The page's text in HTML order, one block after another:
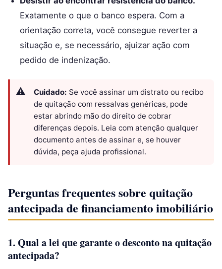
Exatamente o que o banco espera. Com a
orientação correta, você consegue reverter a
situação e, se necessário, ajuizar ação com
pedido de indenização.
Cuidado: Se você assinar um distrato ou recibo
de quitação com ressalvas genéricas, pode
estar abrindo mão do direito de cobrar
diferenças depois. Leia com atenção qualquer
documento antes de assinar e, se houver
dúvida, peça ajuda profissional.
Perguntas frequentes sobre quitação
antecipada de financiamento imobiliário
1. Qual a lei que garante o desconto na quitação
antecipada?